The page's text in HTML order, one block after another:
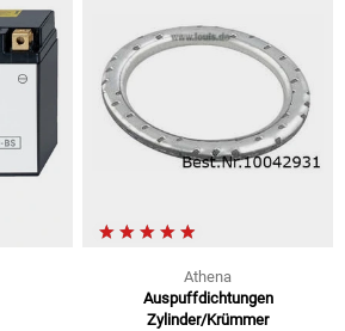
Athena
Auspuffdichtungen
Zylinder/Krümmer